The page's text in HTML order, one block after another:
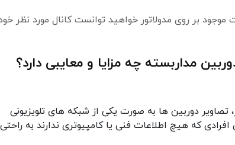
بر روی مدولاتور خواهید توانست کانال مورد نظر
مداربسته چه مزایا و معایبی دارد؟
تصاویر دوربین ها به صورت یکی از شبکه های تلویزیونی
که هیچ اطلاعات فنی یا کامپیوتری ندارند به راحتی